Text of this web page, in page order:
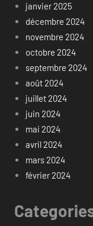
janvier 2025
décembre 2024
novembre 2024
octobre 2024
septembre 2024
août 2024
juillet 2024
juin 2024
mai 2024
avril 2024
mars 2024
février 2024